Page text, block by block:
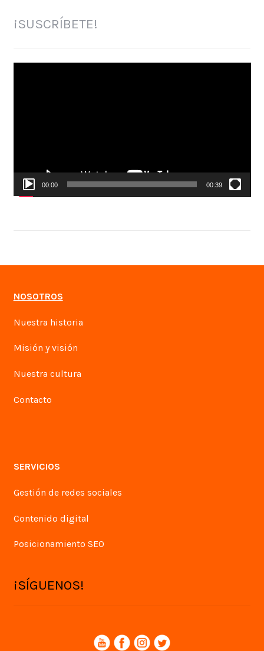
¡SUSCRÍBETE!
00:00 00:39
NOSOTROS
Nuestra historia
Misión y visión
Nuestra cultura
Contacto
SERVICIOS
Gestión de redes sociales
Contenido digital
Posicionamiento SEO
¡SÍGUENOS!